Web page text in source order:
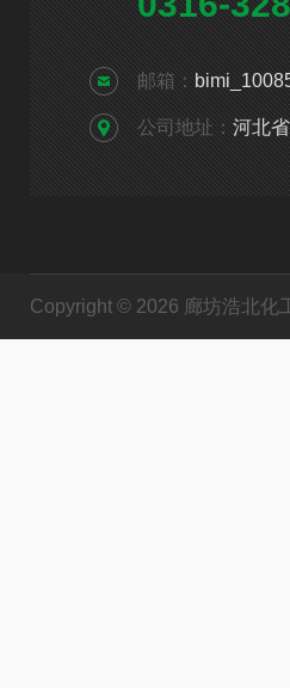
邮箱：
公司地址： 河北
Copyright © 2026 廊坊浩北化